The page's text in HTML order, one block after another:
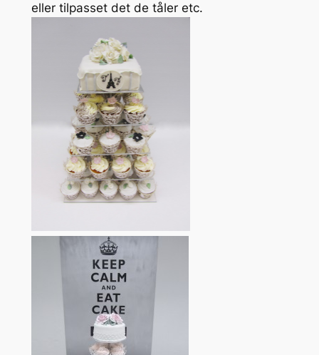
eller tilpasset det de tåler etc.